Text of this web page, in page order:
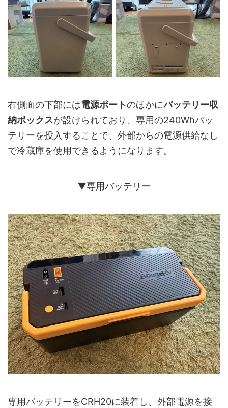
右側面の下部には電源ポートのほかにバッテリー収
納ボックスが設けられており、専用の240Whバッ
テリーを投入することで、外部からの電源供給なし
で冷蔵庫を使用できるようになります。
▼専用バッテリー
専用バッテリーをCRH20に装着し、外部電源を接